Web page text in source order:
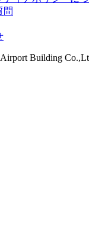
問
Building